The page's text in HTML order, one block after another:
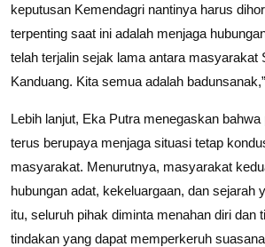
keputusan Kemendagri nantinya harus
terpenting saat ini adalah menjaga
telah terjalin sejak lama antara masyarakat
Kanduang. Kita semua adalah
Lebih lanjut, Eka Putra menegaskan
terus berupaya menjaga situasi tetap
masyarakat. Menurutnya, masyarakat
hubungan adat, kekeluargaan, dan sejarah
itu, seluruh pihak diminta menahan diri dan
tindakan yang dapat memperkeruh